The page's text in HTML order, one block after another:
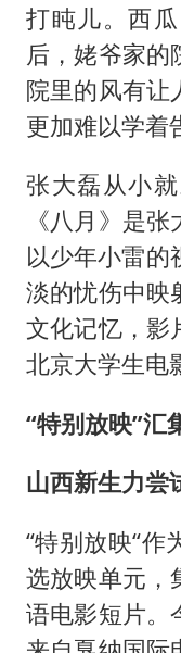
打盹儿。西
后，姥爷家的
院里的风有让
更加难以学着
张大磊从小
《八月》是
以少年小雷的
淡的忧伤中映
文化记忆，影
北京大学生电
“特别放映”汇
山西新生力尝
“特别放映“作
选放映单元，
语电影短片。